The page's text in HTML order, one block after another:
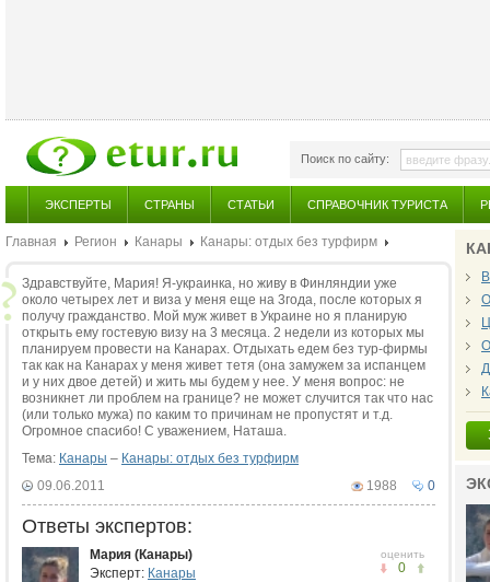
Поиск по сайту:
ЭКСПЕРТЫ СТРАНЫ СТАТЬИ СПРАВОЧНИК ТУРИСТА
Главная Регион Канары Канары: отдых без турфирм
Здравствуйте, Мария! Я-украинка, но живу в Финляндии уже
около четырех лет и виза у меня еще на 3года, после которых я
получу гражданство. Мой муж живет в Украине но я планирую
открыть ему гостевую визу на 3 месяца. 2 недели из которых мы
планируем провести на Канарах. Отдыхать едем без тур-фирмы
так как на Канарах у меня живет тетя (она замужем за испанцем
и у них двое детей) и жить мы будем у нее. У меня вопрос: не
возникнет ли проблем на границе? не может случится так что нас
(или только мужа) по каким то причинам не пропустят и т.д.
Огромное спасибо! С уважением, Наташа.
Тема: Канары – Канары: отдых без турфирм
0
1988
09.06.2011
Ответы экспертов:
оценить
0
Мария (Канары)
Эксперт: Канары